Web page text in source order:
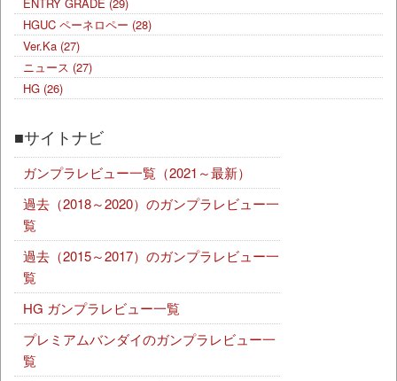
ENTRY GRADE (29)
HGUC ペーネロペー (28)
Ver.Ka (27)
ニュース (27)
HG (26)
■サイトナビ
ガンプラレビュー一覧（2021～最新）
過去（2018～2020）のガンプラレビュー一
覧
過去（2015～2017）のガンプラレビュー一
覧
HG ガンプラレビュー一覧
プレミアムバンダイのガンプラレビュー一
覧